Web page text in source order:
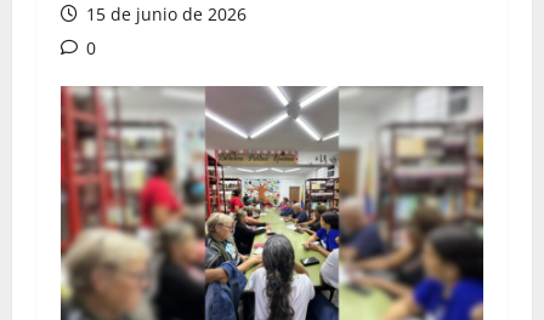
15 de junio de 2026
0